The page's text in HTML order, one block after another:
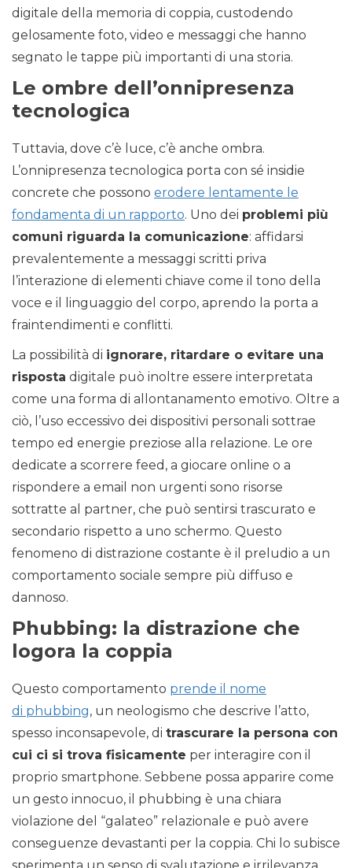
digitale della memoria di coppia, custodendo
gelosamente foto, video e messaggi che hanno
segnato le tappe più importanti di una storia.
Le ombre dell’onnipresenza
tecnologica
Tuttavia, dove c’è luce, c’è anche ombra.
L’onnipresenza tecnologica porta con sé insidie
concrete che possono erodere lentamente le
fondamenta di un rapporto. Uno dei problemi più
comuni riguarda la comunicazione: affidarsi
prevalentemente a messaggi scritti priva
l’interazione di elementi chiave come il tono della
voce e il linguaggio del corpo, aprendo la porta a
fraintendimenti e conflitti.
La possibilità di ignorare, ritardare o evitare una
risposta digitale può inoltre essere interpretata
come una forma di allontanamento emotivo. Oltre a
ciò, l’uso eccessivo dei dispositivi personali sottrae
tempo ed energie preziose alla relazione. Le ore
dedicate a scorrere feed, a giocare online o a
rispondere a email non urgenti sono risorse
sottratte al partner, che può sentirsi trascurato e
secondario rispetto a uno schermo. Questo
fenomeno di distrazione costante è il preludio a un
comportamento sociale sempre più diffuso e
dannoso.
Phubbing: la distrazione che
logora la coppia
Questo comportamento prende il nome
di phubbing, un neologismo che descrive l’atto,
spesso inconsapevole, di trascurare la persona con
cui ci si trova fisicamente per interagire con il
proprio smartphone. Sebbene possa apparire come
un gesto innocuo, il phubbing è una chiara
violazione del “galateo” relazionale e può avere
conseguenze devastanti per la coppia. Chi lo subisce